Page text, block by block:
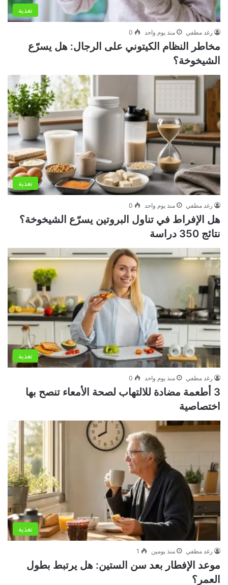
تغذية
رغد مطفي منذ يوم واحد 0
مخاطر النظام الكيتوني على الرجال: هل يسرّع
الشيخوخة؟
تغذية
رغد مطفي منذ يوم واحد 0
هل الإفراط في تناول البروتين يسرّع الشيخوخة؟
نتائج 350 دراسة
تغذية
رغد مطفي منذ يوم واحد 0
3 أطعمة مضادة للالتهاب لصحة الأمعاء تنصح بها
اختصاصية
تغذية
رغد مطفي منذ يومين 1
موعد الإفطار بعد سن الستين: هل يرتبط بطول
العمر؟